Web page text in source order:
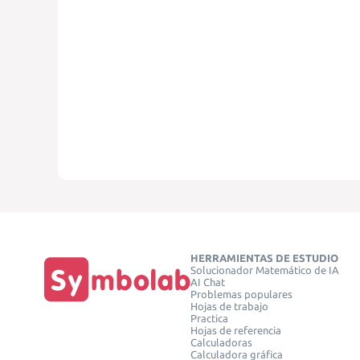
HERRAMIENTAS DE ESTUDIO
Solucionador Matemático de IA
AI Chat
Problemas populares
Hojas de trabajo
Practica
Hojas de referencia
Calculadoras
Calculadora gráfica